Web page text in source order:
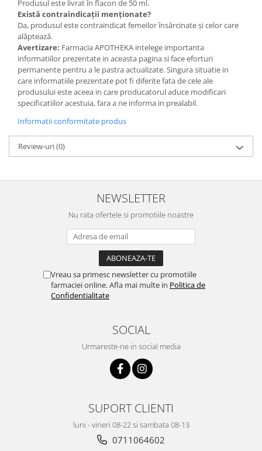
Produsul este livrat în flacon de 50 ml.
Există contraindicații menționate?
Da, produsul este contraindicat femeilor însărcinate și celor care
alăptează.
Avertizare: Farmacia APOTHEKA intelege importanta
informatiilor prezentate in aceasta pagina si face eforturi
permanente pentru a le pastra actualizate. Singura situatie in
care informatiile prezentate pot fi diferite fata de cele ale
produsului este aceea in care producatorul aduce modificari
specificatiilor acestuia, fara a ne informa in prealabil.
Informatii conformitate produs
Review-uri(0)
NEWSLETTER
Nu rata ofertele si promotiile noastre
Vreau sa primesc newsletter cu promotiile
farmaciei online. Afla mai multe in Politica de
Confidentialitate
SOCIAL
Urmareste-ne in social media
SUPORT CLIENTI
luni - vineri 08-22 si sambata 08-13
0711064602